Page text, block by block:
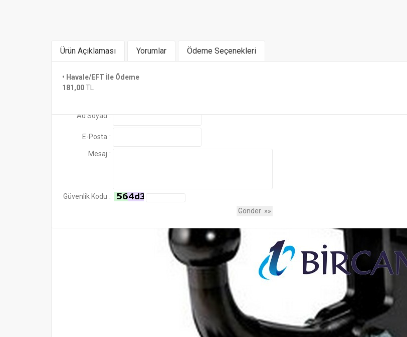
Ürün Açıklaması Yorumlar Ödeme Seçenekleri
ÇEKİ DEMİRİ SATIN ALMADAN ÖNCE ARACINIZIN RUHSATINI VE AĞIRLIK ETİKETİNİ BİZİMLE
PAYLAŞINIZ...STOK DURUMU ÇEKİ DEMİRİ MARKASI VE FİYAT BİLGİSİ İÇİN
Ad Soyad
E-Posta :
Mesaj :
Güvenlik Kodu :
• Havale/EFT İle Ödeme
181,00TL
Benzer Ürünler